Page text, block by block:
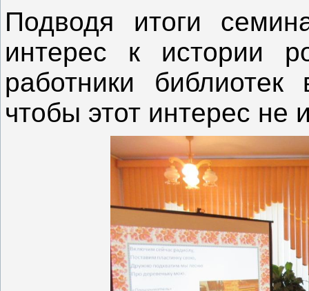
Подводя итоги
интерес к истории
работники
чтобы этот интерес не